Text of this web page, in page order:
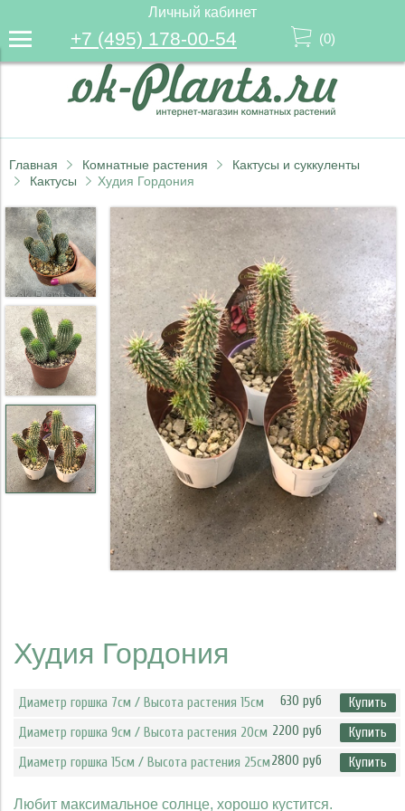
Личный кабинет
+7 (495) 178-00-54 (0)
Главная Комнатные растения
Кактусы и суккуленты
Кактусы
Худия Гордония
Худия Гордония
Диаметр горшка 7см / Высота растения 15см 630 руб
Купить
Диаметр горшка 9см / Высота растения 20см 2200 руб
Купить
Диаметр горшка 15см / Высота растения 25см2800 руб Купить
Любит максимальное солнце, хорошо кустится.